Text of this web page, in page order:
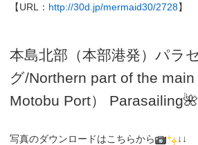
【URL： http://30d.jp/mermaid30/2728】
本島北部（本部港発）パラ
グ/Northern part of the
Motobu Port）
Parasailing🌺
写真のダウンロードはこちらから ↓↓